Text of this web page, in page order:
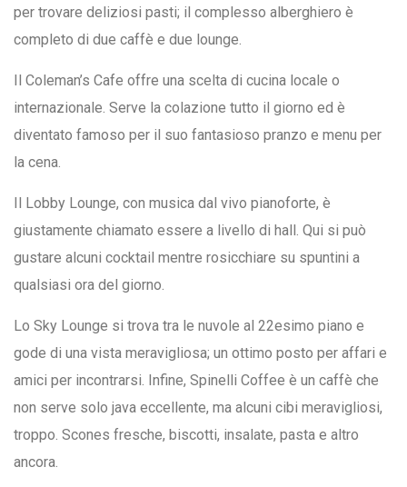
per trovare deliziosi pasti; il complesso alberghiero è
completo di due caffè e due lounge.
Il Coleman’s Cafe offre una scelta di cucina locale o
internazionale. Serve la colazione tutto il giorno ed è
diventato famoso per il suo fantasioso pranzo e menu per
la cena.
Il Lobby Lounge, con musica dal vivo pianoforte, è
giustamente chiamato essere a livello di hall. Qui si può
gustare alcuni cocktail mentre rosicchiare su spuntini a
qualsiasi ora del giorno.
Lo Sky Lounge si trova tra le nuvole al 22esimo piano e
gode di una vista meravigliosa; un ottimo posto per affari e
amici per incontrarsi. Infine, Spinelli Coffee è un caffè che
non serve solo java eccellente, ma alcuni cibi meravigliosi,
troppo. Scones fresche, biscotti, insalate, pasta e altro
ancora.